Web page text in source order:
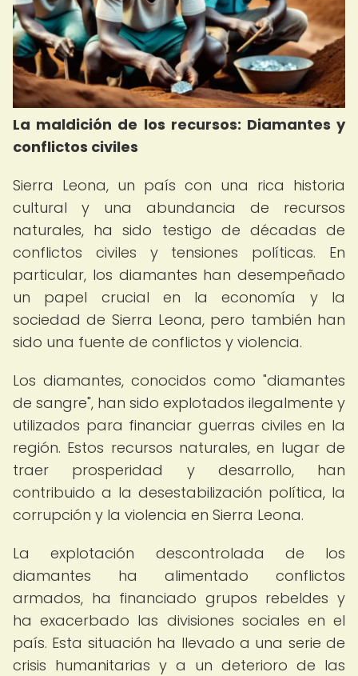
La maldición de los recursos: Diamantes y
conflictos civiles
Sierra Leona, un país con una rica historia
cultural y una abundancia de recursos
naturales, ha sido testigo de décadas de
conflictos civiles y tensiones políticas. En
particular, los diamantes han desempeñado
un papel crucial en la economía y la
sociedad de Sierra Leona, pero también han
sido una fuente de conflictos y violencia.
Los diamantes, conocidos como "diamantes
de sangre", han sido explotados ilegalmente y
utilizados para financiar guerras civiles en la
región. Estos recursos naturales, en lugar de
traer prosperidad y desarrollo, han
contribuido a la desestabilización política, la
corrupción y la violencia en Sierra Leona.
La explotación descontrolada de los
diamantes ha alimentado conflictos
armados, ha financiado grupos rebeldes y
ha exacerbado las divisiones sociales en el
país. Esta situación ha llevado a una serie de
crisis humanitarias y a un deterioro de las